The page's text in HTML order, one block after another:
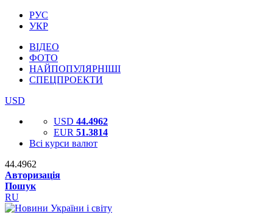
РУС
УКР
ВІДЕО
ФОТО
НАЙПОПУЛЯРНІШІ
СПЕЦПРОЕКТИ
USD
USD 44.4962
EUR 51.3814
Всі курси валют
44.4962
Авторизація
Пошук
RU